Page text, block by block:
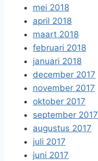
mei 2018
april 2018
maart 2018
februari 2018
januari 2018
december 2017
november 2017
oktober 2017
september 2017
augustus 2017
juli 2017
juni 2017